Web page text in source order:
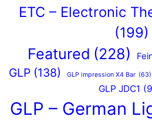
ETC – Electronic
(199)
Featured (228)
GLP (138) GLP impression X4 Bar (63)
GLP JDC1
GLP – German